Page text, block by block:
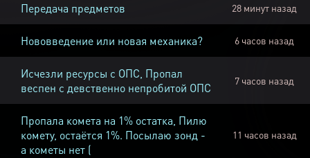
Передача предметов 28 минут назад
Нововведение или новая механика? 6 часов назад
Исчезли ресурсы с ОПС, Пропал
веспен с девственно непробитой ОПС
7 часов назад
Пропала комета на 1% остатка, Пилю
комету, остаётся 1%. Посылаю зонд -
а кометы нет (
11 часов назад